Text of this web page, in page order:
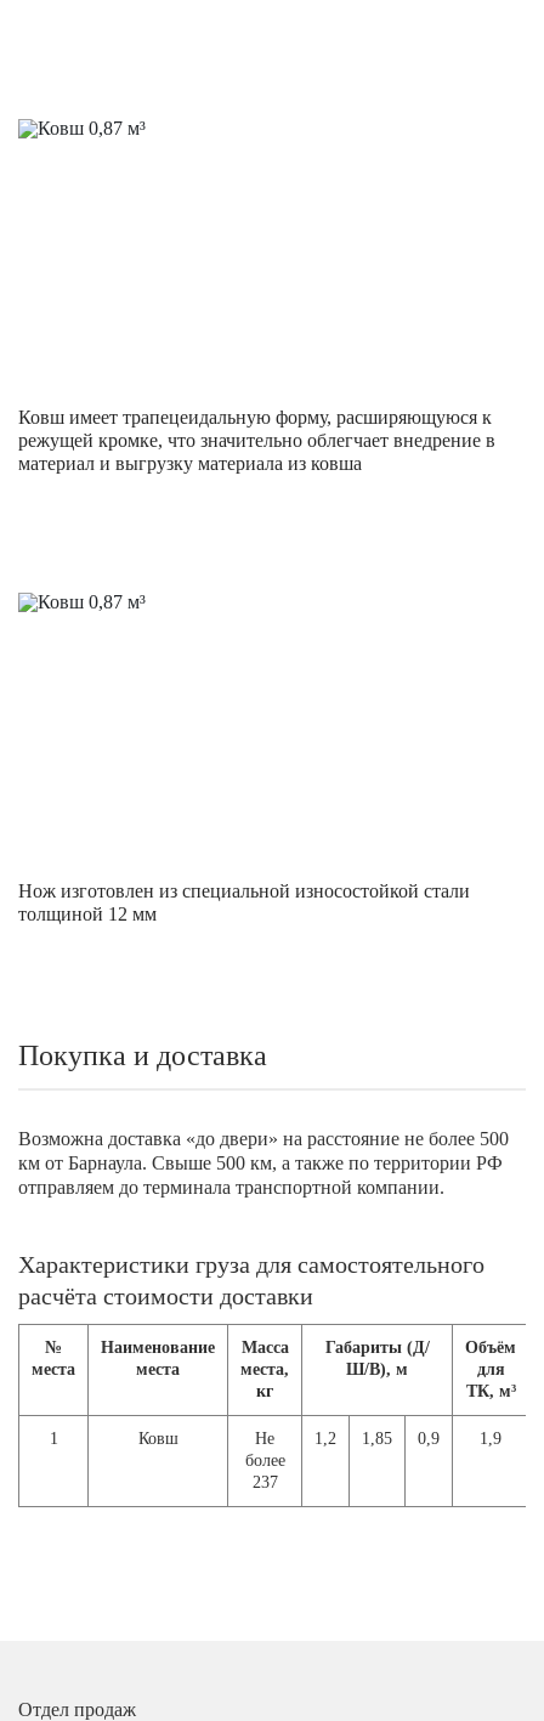
Ковш имеет трапецеидальную форму, расширяющуюся к
режущей кромке, что значительно облегчает внедрение в
материал и выгрузку материала из ковша
Нож изготовлен из специальной износостойкой стали
толщиной 12 мм
Покупка и доставка
Возможна доставка «до двери» на расстояние не более 500
км от Барнаула. Свыше 500 км, а также по территории РФ
отправляем до терминала транспортной компании.
Характеристики груза для самостоятельного
расчёта стоимости доставки
№
места
Наименование
места
Масса
места,
кг
Габариты (Д/
Ш/В), м
Объём
для
ТК, м³
1 Ковш
Не
более
237
1,2 1,85 0,9 1,9
Отдел продаж